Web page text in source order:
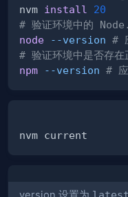
nvm install
20
# 验证环境中的
node
--version #
# 验证环境中是否存在
npm
--version #